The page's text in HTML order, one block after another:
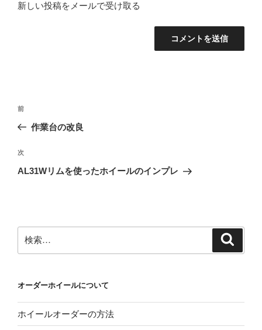
新しい投稿をメールで受け取る
投
ビ
ゲ
ン
前
の
稿
前
作業台の改良
次
の
次
AL31Wリムを使ったホイールのインプレ
索:
オーダーホイールについて
ホイールオーダーの方法